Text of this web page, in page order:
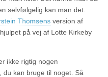
selvfølgelig kan man det.
Thomsens version af
på vej af Lotte Kirkeby
ikke rigtig nogen
du kan bruge til noget. Så